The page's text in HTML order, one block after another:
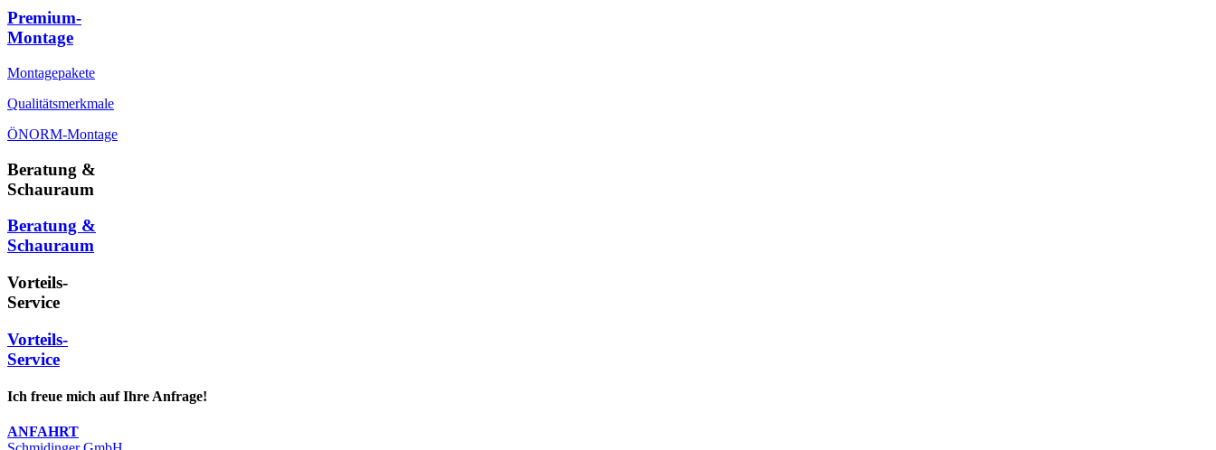
Premium-
Montage
Montagepakete
Qualitätsmerkmale
ÖNORM-Montage
Beratung &
Schauraum
Beratung &
Schauraum
Vorteils-
Service
Vorteils-
Service
Ich freue mich auf Ihre Anfrage!
ANFAHRT